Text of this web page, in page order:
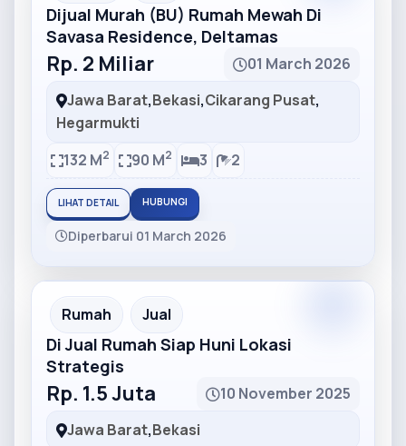
Dijual Murah (BU) Rumah Mewah Di
Savasa Residence, Deltamas
Rp. 2 Miliar
01 March 2026
Jawa Barat,Bekasi,Cikarang Pusat,
Hegarmukti
132 M2 90 M2 3 2
LIHAT DETAIL HUBUNGI
Diperbarui 01 March 2026
Partner Ad
Rumah Jual
Di Jual Rumah Siap Huni Lokasi
Strategis
Rp. 1.5 Juta
10 November 2025
Jawa Barat,Bekasi